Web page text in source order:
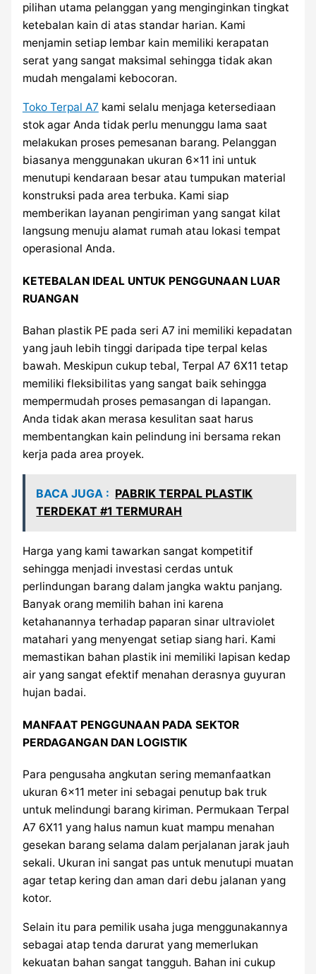
pilihan utama pelanggan yang menginginkan tingkat
ketebalan kain di atas standar harian. Kami
menjamin setiap lembar kain memiliki kerapatan
serat yang sangat maksimal sehingga tidak akan
mudah mengalami kebocoran.
Toko Terpal A7 kami selalu menjaga ketersediaan
stok agar Anda tidak perlu menunggu lama saat
melakukan proses pemesanan barang. Pelanggan
biasanya menggunakan ukuran 6×11 ini untuk
menutupi kendaraan besar atau tumpukan material
konstruksi pada area terbuka. Kami siap
memberikan layanan pengiriman yang sangat kilat
langsung menuju alamat rumah atau lokasi tempat
operasional Anda.
KETEBALAN IDEAL UNTUK PENGGUNAAN LUAR
RUANGAN
Bahan plastik PE pada seri A7 ini memiliki kepadatan
yang jauh lebih tinggi daripada tipe terpal kelas
bawah. Meskipun cukup tebal, Terpal A7 6X11 tetap
memiliki fleksibilitas yang sangat baik sehingga
mempermudah proses pemasangan di lapangan.
Anda tidak akan merasa kesulitan saat harus
membentangkan kain pelindung ini bersama rekan
kerja pada area proyek.
BACA JUGA : PABRIK TERPAL PLASTIK
TERDEKAT #1 TERMURAH
Harga yang kami tawarkan sangat kompetitif
sehingga menjadi investasi cerdas untuk
perlindungan barang dalam jangka waktu panjang.
Banyak orang memilih bahan ini karena
ketahanannya terhadap paparan sinar ultraviolet
matahari yang menyengat setiap siang hari. Kami
memastikan bahan plastik ini memiliki lapisan kedap
air yang sangat efektif menahan derasnya guyuran
hujan badai.
MANFAAT PENGGUNAAN PADA SEKTOR
PERDAGANGAN DAN LOGISTIK
Para pengusaha angkutan sering memanfaatkan
ukuran 6×11 meter ini sebagai penutup bak truk
untuk melindungi barang kiriman. Permukaan Terpal
A7 6X11 yang halus namun kuat mampu menahan
gesekan barang selama dalam perjalanan jarak jauh
sekali. Ukuran ini sangat pas untuk menutupi muatan
agar tetap kering dan aman dari debu jalanan yang
kotor.
Selain itu para pemilik usaha juga menggunakannya
sebagai atap tenda darurat yang memerlukan
kekuatan bahan sangat tangguh. Bahan ini cukup